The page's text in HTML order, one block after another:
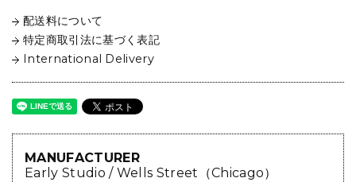
配送料について
特定商取引法に基づく表記
International Delivery
MANUFACTURER
Early Studio / Wells Street（Chicago）